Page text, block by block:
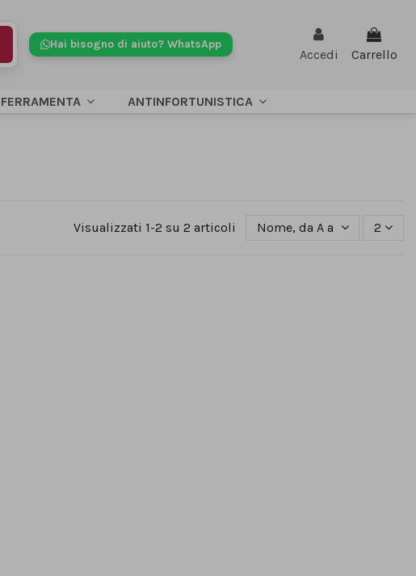
Hai bisogno di aiuto? WhatsApp
Accedi Carrello
FERRAMENTA ANTINFORTUNISTICA
Visualizzati 1-2 su 2 articoli Nome, da A a Z 2